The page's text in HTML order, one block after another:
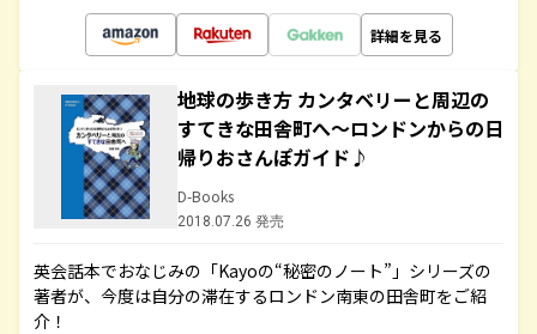
詳細を見る
地球の歩き方 カンタベリーと周辺の
すてきな田舎町へ～ロンドンからの日
帰りおさんぽガイド♪
D-Books
2018.07.26 発売
英会話本でおなじみの「Kayoの“秘密のノート”」シリーズの
著者が、今度は自分の滞在するロンドン南東の田舎町をご紹
介！